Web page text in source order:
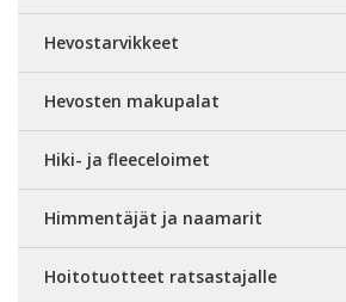
Hevostarvikkeet
Hevosten makupalat
Hiki- ja fleeceloimet
Himmentäjät ja naamarit
Hoitotuotteet ratsastajalle